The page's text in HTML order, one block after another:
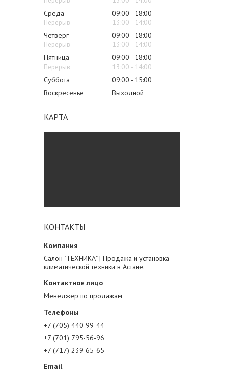
Среда
09:00
18:00
13:00
14:00
Четверг
09:00
18:00
13:00
14:00
Пятница
09:00
18:00
13:00
14:00
Суббота
09:00
15:00
Воскресенье
Выходной
КАРТА
КОНТАКТЫ
Салон "ТЕХНИКА" | Продажа и установка
климатической техники в Астане.
Менеджер по продажам
+7 (705) 440-99-44
+7 (701) 795-56-96
+7 (717) 239-65-65